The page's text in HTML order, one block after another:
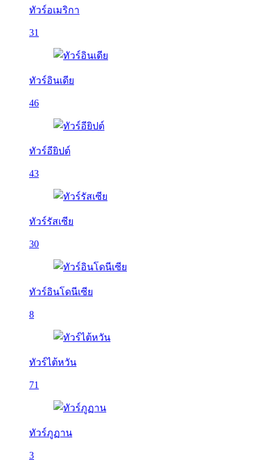
ทัวร์อเมริกา
31
ทัวร์อินเดีย
46
ทัวร์อียิปต์
43
ทัวร์รัสเซีย
30
ทัวร์อินโดนีเซีย
8
ทัวร์ไต้หวัน
71
ทัวร์ภูฏาน
3